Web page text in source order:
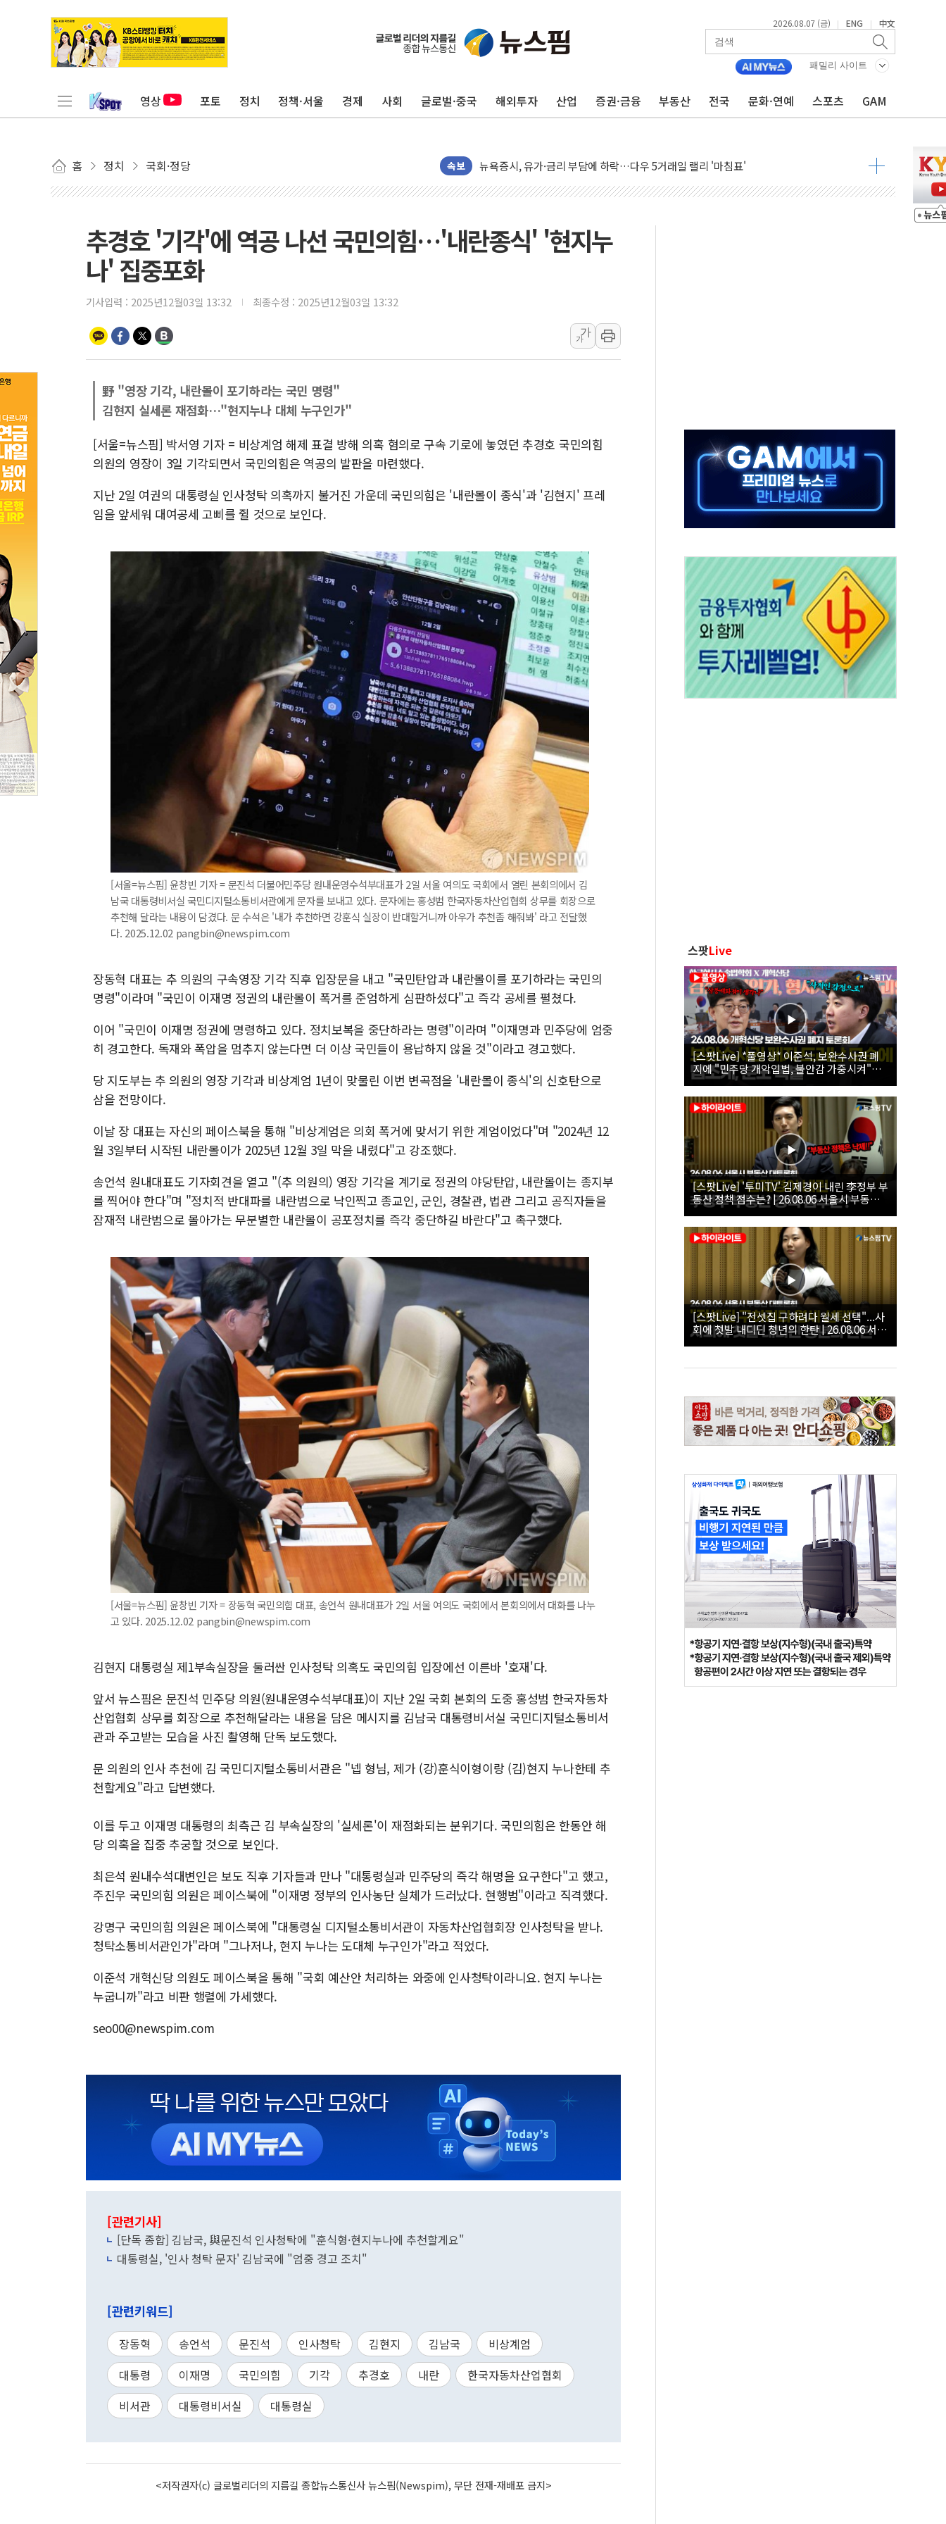
2026.08.07 (금) | ENG | 中文
패밀리 사이트
영상 포토 정치 정책·서울 경제 사회 글로벌·중국 해외투자 산업 증권·금융 부동산 전국 문화·연예 스포츠 GAM
홈 정치 국회·정당 속보
트럼프 "이란전 조만간 끝날 것"…군수품 부족설 일축 "막대한 무기 보유"
현대리바트, 원가 개선으로 실적 방어…다음 과제는 '외형 확대'
세금 부담 커진 고가 1주택자…맞교환·재매수·다운사이징 '저울질'
[금/유가] 이란의 호르무즈 해협 통항 제한 검토에 유가 3% 급등…금값 보합
이란, 오만과 호르무즈 해협 재개방 합의 막바지.."美와 직접 협상 없어"
[민주 당권주자 일정] 송영길·정청래·김민석 후보 - 8월 7일
[오늘의 정치일정] 8월 7일(금)
[오늘의 국회일정] 상임위·세미나·기자회견·주요 정당 - 8월 7일
구광모, 내주 실리콘밸리서 젠슨 황 재회…로봇·AI 데이터센터·모빌리티 구체화
뉴욕증시 개장 전 특징주...모더나·아이온큐·도어대시↑ VS 샌디스크·피그마·앱러빈↓
금값 7주 만에 최고…美 고용 둔화·호르무즈 재개방 기대에 강세
추경호 '기각'에 역공 나선 국민의힘…'내란종식' '현지누
나' 집중포화
기사입력 : 2025년12월03일 13:32 최종수정 : 2025년12월03일 13:32
가
가
野 "영장 기각, 내란몰이 포기하라는 국민 명령"
김현지 실세론 재점화…"현지누나 대체 누구인가"
[서울=뉴스핌] 박서영 기자 = 비상계엄 해제 표결 방해 의혹 혐의로 구속 기로에 놓였던 추경호 국민의힘
의원의 영장이 3일 기각되면서 국민의힘은 역공의 발판을 마련했다.
지난 2일 여권의 대통령실 인사청탁 의혹까지 불거진 가운데 국민의힘은 '내란몰이 종식'과 '김현지' 프레
임을 앞세워 대여공세 고삐를 쥘 것으로 보인다.
[서울=뉴스핌] 윤창빈 기자 = 문진석 더불어민주당 원내운영수석부대표가 2일 서울 여의도 국회에서 열린 본회의에서 김
남국 대통령비서실 국민디지털소통비서관에게 문자를 보내고 있다. 문자에는 홍성범 한국자동차산업협회 상무를 회장으로
추천해 달라는 내용이 담겼다. 문 수석은 '내가 추천하면 강훈식 실장이 반대할거니까 아우가 추천좀 해줘봐' 라고 전달했
다. 2025.12.02 pangbin@newspim.com
장동혁 대표는 추 의원의 구속영장 기각 직후 입장문을 내고 "국민탄압과 내란몰이를 포기하라는 국민의
명령"이라며 "국민이 이재명 정권의 내란몰이 폭거를 준엄하게 심판하셨다"고 즉각 공세를 펼쳤다.
이어 "국민이 이재명 정권에 명령하고 있다. 정치보복을 중단하라는 명령"이라며 "이재명과 민주당에 엄중
히 경고한다. 독재와 폭압을 멈추지 않는다면 더 이상 국민들이 용납하지 않을 것"이라고 경고했다.
당 지도부는 추 의원의 영장 기각과 비상계엄 1년이 맞물린 이번 변곡점을 '내란몰이 종식'의 신호탄으로
삼을 전망이다.
이날 장 대표는 자신의 페이스북을 통해 "비상계엄은 의회 폭거에 맞서기 위한 계엄이었다"며 "2024년 12
월 3일부터 시작된 내란몰이가 2025년 12월 3일 막을 내렸다"고 강조했다.
송언석 원내대표도 기자회견을 열고 "(추 의원의) 영장 기각을 계기로 정권의 야당탄압, 내란몰이는 종지부
를 찍어야 한다"며 "정치적 반대파를 내란범으로 낙인찍고 종교인, 군인, 경찰관, 법관 그리고 공직자들을
잠재적 내란범으로 몰아가는 무분별한 내란몰이 공포정치를 즉각 중단하길 바란다"고 촉구했다.
[서울=뉴스핌] 윤창빈 기자 = 장동혁 국민의힘 대표, 송언석 원내대표가 2일 서울 여의도 국회에서 본회의에서 대화를 나누
고 있다. 2025.12.02 pangbin@newspim.com
김현지 대통령실 제1부속실장을 둘러싼 인사청탁 의혹도 국민의힘 입장에선 이른바 '호재'다.
앞서 뉴스핌은 문진석 민주당 의원(원내운영수석부대표)이 지난 2일 국회 본회의 도중 홍성범 한국자동차
산업협회 상무를 회장으로 추천해달라는 내용을 담은 메시지를 김남국 대통령비서실 국민디지털소통비서
관과 주고받는 모습을 사진 촬영해 단독 보도했다.
문 의원의 인사 추천에 김 국민디지털소통비서관은 "넵 형님, 제가 (강)훈식이형이랑 (김)현지 누나한테 추
천할게요"라고 답변했다.
이를 두고 이재명 대통령의 최측근 김 부속실장의 '실세론'이 재점화되는 분위기다. 국민의힘은 한동안 해
당 의혹을 집중 추궁할 것으로 보인다.
최은석 원내수석대변인은 보도 직후 기자들과 만나 "대통령실과 민주당의 즉각 해명을 요구한다"고 했고,
주진우 국민의힘 의원은 페이스북에 "이재명 정부의 인사농단 실체가 드러났다. 현행범"이라고 직격했다.
강명구 국민의힘 의원은 페이스북에 "대통령실 디지털소통비서관이 자동차산업협회장 인사청탁을 받나.
청탁소통비서관인가"라며 "그나저나, 현지 누나는 도대체 누구인가"라고 적었다.
이준석 개혁신당 의원도 페이스북을 통해 "국회 예산안 처리하는 와중에 인사청탁이라니요. 현지 누나는
누굽니까"라고 비판 행렬에 가세했다.
seo00@newspim.com
[관련기사]
[단독 종합] 김남국, 與문진석 인사청탁에 "훈식형·현지누나에 추천할게요"
대통령실, '인사 청탁 문자' 김남국에 "엄중 경고 조치"
[관련키워드]
장동혁 송언석 문진석 인사청탁 김현지 김남국
비상계엄
대통령
이재명 국민의힘 기각 추경호 내란
한국자동차산업협회
비서관
대통령비서실 대통령실
<저작권자(c) 글로벌리더의 지름길 종합뉴스통신사 뉴스핌(Newspim), 무단 전재-재배포 금지>
스팟Live
[스팟Live] *풀영상* 이준석, 보완수사권 폐
지에 "민주당 개악입법, 불안감 가중시켜"｜
26.08.06 개혁신당 보완수사권 폐지 토론회
[스팟Live] '투미TV' 김제경이 내린 李정부 부
동산 정책 점수는? | 26.08.06 서울시 부동산
대토론회
[스팟Live] "전셋집 구하려다 월세 선택"...사
회에 첫발 내디딘 청년의 한탄 | 26.08.06 서울
시 부동산 대토론회